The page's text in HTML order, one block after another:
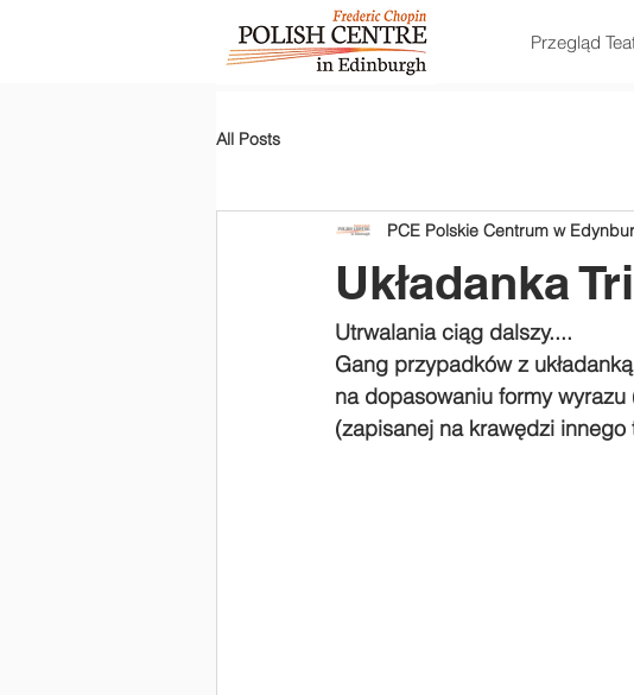
Przegląd
All Posts
Układanka
PCE Polskie Centrum w
Utrwalania ciąg dalszy....
Gang przypadków z
na dopasowaniu formy
(zapisanej na krawędzi innego